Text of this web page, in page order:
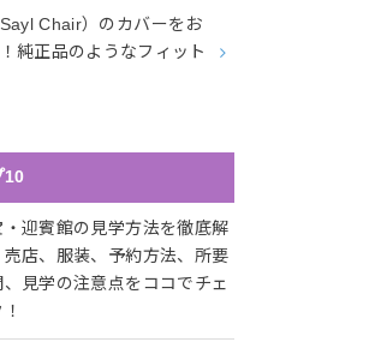
Chair）のカバーをお
純正品のようなフィット
10
・迎賓館の見学方法を徹底解
売店、服装、予約方法、所要
、見学の注意点をココでチェ